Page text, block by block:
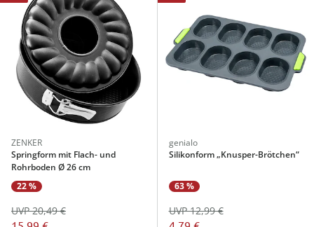
ZENKER
Springform mit Flach- und
Rohrboden Ø 26 cm
22 %
UVP 20,49 €
genialo
Silikonform „Knusper-Brötchen“
63 %
UVP 12,99 €